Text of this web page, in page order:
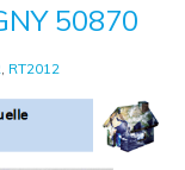
50870
RT2012